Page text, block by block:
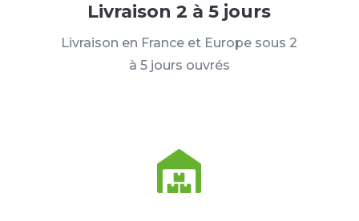
Livraison 2 à 5 jours
Livraison en France et Europe sous 2
à 5 jours ouvrés